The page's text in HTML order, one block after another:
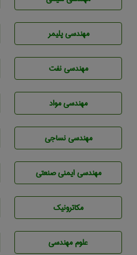
مهندسی پليمر
مهندسی نفت
مهندسی مواد
مهندسي نساجی
مهندسی ایمنی صنعتی
مکاترونیک
علوم مهندسی